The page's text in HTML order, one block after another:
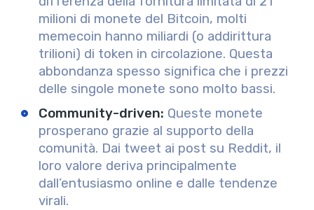
milioni di monete del Bitcoin, molti
memecoin hanno miliardi (o addirittura
trilioni) di token in circolazione. Questa
abbondanza spesso significa che i prezzi
delle singole monete sono molto bassi.
Community-driven: Queste monete
prosperano grazie al supporto della
comunità. Dai tweet ai post su Reddit, il
loro valore deriva principalmente
dall’entusiasmo online e dalle tendenze
virali.